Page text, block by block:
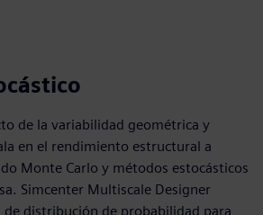
de la variabilidad geométrica y
en el rendimiento estructural a
Monte Carlo y métodos estocásticos
Simcenter Multiscale Designer
de distribución de probabilidad para